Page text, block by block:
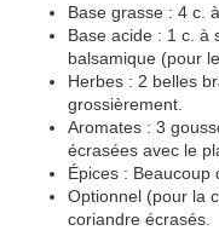
​Base grasse : 4 c.
​Base acide : 1 c. à
balsamique (pour
​Herbes : 2 belles
grossièrement.
​Aromates : 3
écrasées avec le
​Épices : Beaucoup
​Optionnel (pour la
coriandre écrasés.